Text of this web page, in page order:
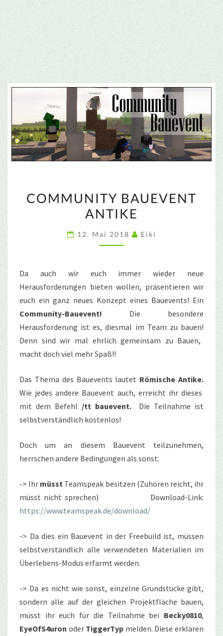
BAUEVENT
ANTIKE
COMMUNITY BAUEVENT
ANTIKE
12. Mai 2018 Eiki
Da auch wir euch immer wieder neue
Herausforderungen bieten wollen, präsentieren wir
euch ein ganz neues Konzept eines Bauevents! Ein
Community-Bauevent!
Die besondere
Herausforderung ist es, diesmal im Team zu bauen!
Denn sind wir mal ehrlich gemeinsam zu Bauen,
macht doch viel mehr Spaß!!
Das Thema des Bauevents lautet Römische Antike.
Wie jedes andere Bauevent auch, erreicht ihr dieses
mit dem Befehl /tt bauevent.Die Teilnahme ist
selbstverständlich kostenlos!
Doch um an diesem Bauevent teilzunehmen,
herrschen andere Bedingungen als sonst:
-> Ihr müsst Teamspeak besitzen (Zuhören reicht, ihr
müsst nicht sprechen) Download-Link:
https://www.teamspeak.de/download/
-> Da dies ein Bauevent in der Freebuild ist, müssen
selbstverständlich alle verwendeten Materialien im
Überlebens-Modus erfarmt werden.
-> Da es nicht wie sonst, einzelne Grundstücke gibt,
sondern alle auf der gleichen Projektfläche bauen,
müsst ihr euch für die Teilnahme bei Becky0810,
EyeOfS4uron oder TiggerTyp melden. Diese erklären